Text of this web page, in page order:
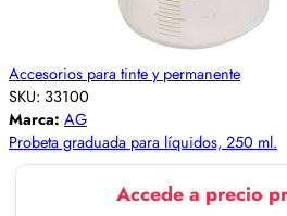
Accesorios para tinte y permanente
SKU: 33100
Marca: AG
Probeta graduada para líquidos, 250 ml.
Accede a precio